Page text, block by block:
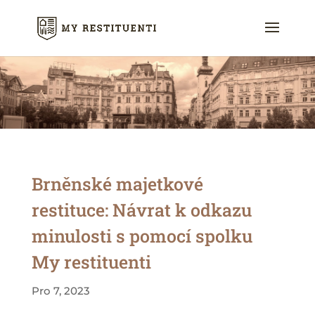
Brněnské majetkové
restituce: Návrat k odkazu
minulosti s pomocí spolku
My restituenti
Pro 7, 2023